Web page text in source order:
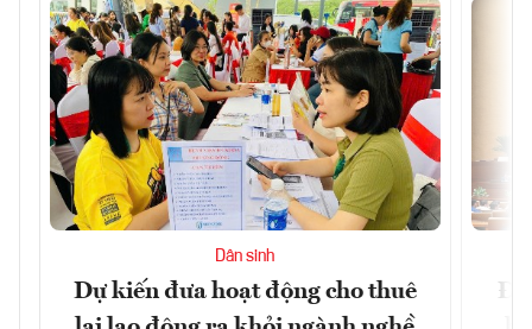
Dân sinh
Dự kiến đưa hoạt động cho thuê
Đề